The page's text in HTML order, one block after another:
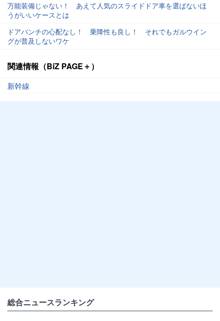
万能装備じゃない！ あえて人気のスライドドア車を選ばないほ
うがいいケースとは
ドアパンチの心配なし！ 乗降性も良し！ それでもガルウイン
グが普及しないワケ
関連情報（BiZ PAGE＋）
新幹線
総合ニュースランキング